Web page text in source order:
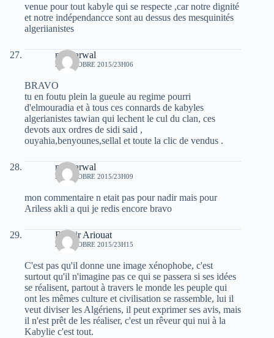
venue pour tout kabyle qui se respecte ,car notre dignité
et notre indépendancce sont au dessus des mesquinités
algeriianistes
moh arwal
29 OCTOBRE 2015/23H06
BRAVO
tu en foutu plein la gueule au regime pourri
d'elmouradia et à tous ces connards de kabyles
algerianistes tawian qui lechent le cul du clan, ces
devots aux ordres de sidi said ,
ouyahia,benyounes,sellal et toute la clic de vendus .
moh arwal
29 OCTOBRE 2015/23H09
mon commentaire n etait pas pour nadir mais pour
Ariless akli a qui je redis encore bravo
Bachir Ariouat
29 OCTOBRE 2015/23H15
C'est pas qu'il donne une image xénophobe, c'est
surtout qu'il n'imagine pas ce qui se passera si ses idées
se réalisent, partout à travers le monde les peuple qui
ont les mêmes culture et civilisation se rassemble, lui il
veut diviser les Algériens, il peut exprimer ses avis, mais
il n'est prêt de les réaliser, c'est un rêveur qui nui à la
Kabylie c'est tout.